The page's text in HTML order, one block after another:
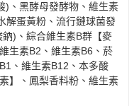
)、黑酵母發酵物、維生素
解蛋黃粉、流行鏈球菌發
)、綜合維生素B群【麥
生素B2、維生素B6、菸
、維生素B12、本多酸
】、鳳梨香料粉、維生素